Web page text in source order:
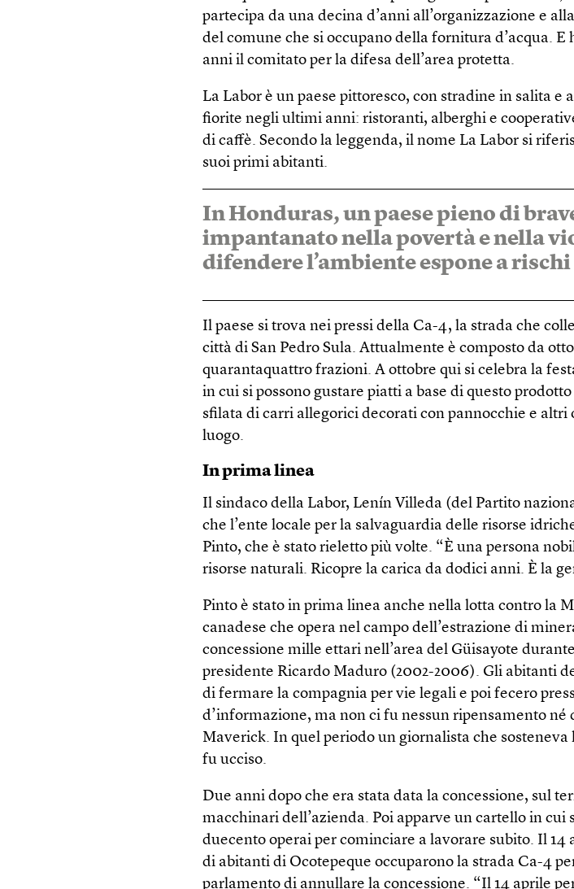
partecipa da una decina d’anni all’organizzazione e
del comune che si occupano della fornitura d’acqua. E
anni il comitato per la difesa dell’area protetta.
La Labor è un paese pittoresco, con stradine in salita
fiorite negli ultimi anni: ristoranti, alberghi e
di caffè. Secondo la leggenda, il nome La Labor si
suoi primi abitanti.
In Honduras, un paese pieno di
impantanato nella povertà e nella
difendere l’ambiente espone a
Il paese si trova nei pressi della Ca-4, la strada che
città di San Pedro Sula. Attualmente è composto da
quarantaquattro frazioni. A ottobre qui si celebra la
in cui si possono gustare piatti a base di questo prodotto
sfilata di carri allegorici decorati con pannocchie e altri
luogo.
In prima linea
Il sindaco della Labor, Lenín Villeda (del Partito
che l’ente locale per la salvaguardia delle risorse
Pinto, che è stato rieletto più volte. “È una persona
risorse naturali. Ricopre la carica da dodici anni. È la
Pinto è stato in prima linea anche nella lotta contro la
canadese che opera nel campo dell’estrazione di
concessione mille ettari nell’area del Güisayote
presidente Ricardo Maduro (2002-2006). Gli abitanti
di fermare la compagnia per vie legali e poi fecero
d’informazione, ma non ci fu nessun ripensamento né
Maverick. In quel periodo un giornalista che
fu ucciso.
Due anni dopo che era stata data la concessione, sul
macchinari dell’azienda. Poi apparve un cartello in cui
duecento operai per cominciare a lavorare subito. Il 14
di abitanti di Ocotepeque occuparono la strada Ca-4
parlamento di annullare la concessione. “Il 14 aprile